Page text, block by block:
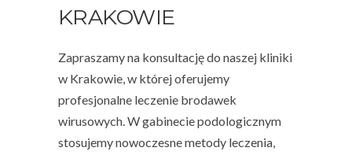
KRAKOWIE
Zapraszamy na konsultację do naszej kliniki
w Krakowie, w której oferujemy
profesjonalne leczenie brodawek
wirusowych. W gabinecie podologicznym
stosujemy nowoczesne metody leczenia,